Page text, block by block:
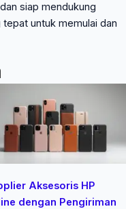
siap mendukung
untuk memulai dan
Aksesoris HP
dengan Pengiriman